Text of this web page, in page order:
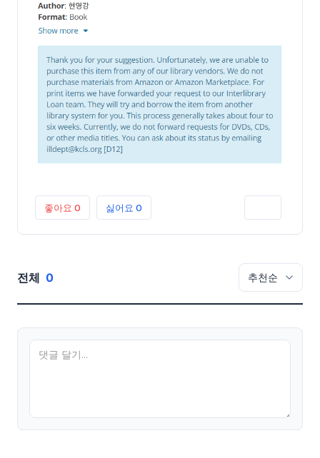
좋아요 0 싫어요 0
전체 0